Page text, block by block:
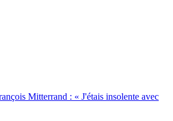
Mitterrand : « J'étais insolente avec